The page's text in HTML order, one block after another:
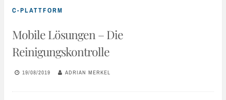
C-PLATTFORM
Mobile Lösungen – Die
Reinigungskontrolle
19/08/2019 ADRIAN MERKEL